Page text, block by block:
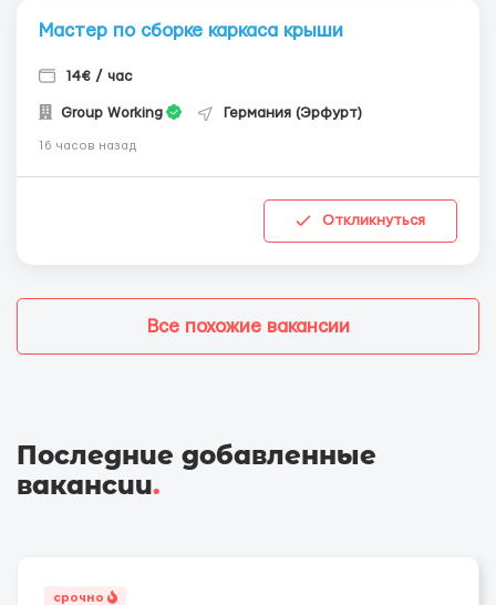
Мастер по сборке каркаса крыши
14€ / час
Group Working Германия (Эрфурт)
16 часов назад
Откликнуться
Все похожие вакансии
Последние добавленные
вакансии.
срочно